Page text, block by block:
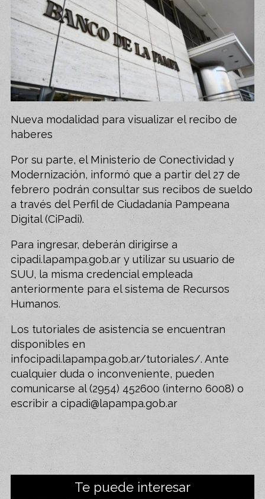
Nueva modalidad para visualizar el recibo de
haberes
Por su parte, el Ministerio de Conectividad y
Modernización, informó que a partir del 27 de
febrero podrán consultar sus recibos de sueldo
a través del Perfil de Ciudadanía Pampeana
Digital (CiPadi).
Para ingresar, deberán dirigirse a
cipadi.lapampa.gob.ar y utilizar su usuario de
SUU, la misma credencial empleada
anteriormente para el sistema de Recursos
Humanos.
Los tutoriales de asistencia se encuentran
disponibles en
infocipadi.lapampa.gob.ar/tutoriales/. Ante
cualquier duda o inconveniente, pueden
comunicarse al (2954) 452600 (interno 6008) o
escribir a cipadi@lapampa.gob.ar
Te puede interesar